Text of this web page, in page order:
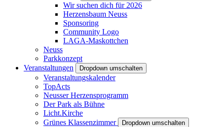
Wir suchen dich für 2026
Herzensbaum Neuss
Sponsoring
Community Logo
LAGA-Maskottchen
Neuss
Parkkonzept
Veranstaltungen
Dropdown umschalten
Veranstaltungskalender
TopActs
Neusser Herzensprogramm
Der Park als Bühne
Licht.Kirche
Grünes Klassenzimmer
Dropdown umschalten